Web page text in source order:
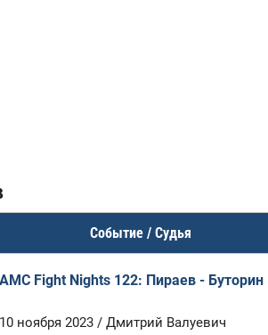
Событие / Судья
AMC Fight Nights 122: Пираев - Буторин
10 ноября 2023 / Дмитрий Валуевич